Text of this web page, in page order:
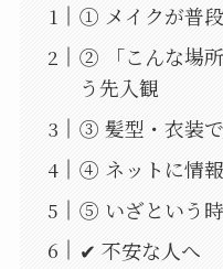
① メイクが普
② 「こんな場
う先入観
③ 髪型・衣装
④ ネットに情
⑤ いざという
✔ 不安な人へ